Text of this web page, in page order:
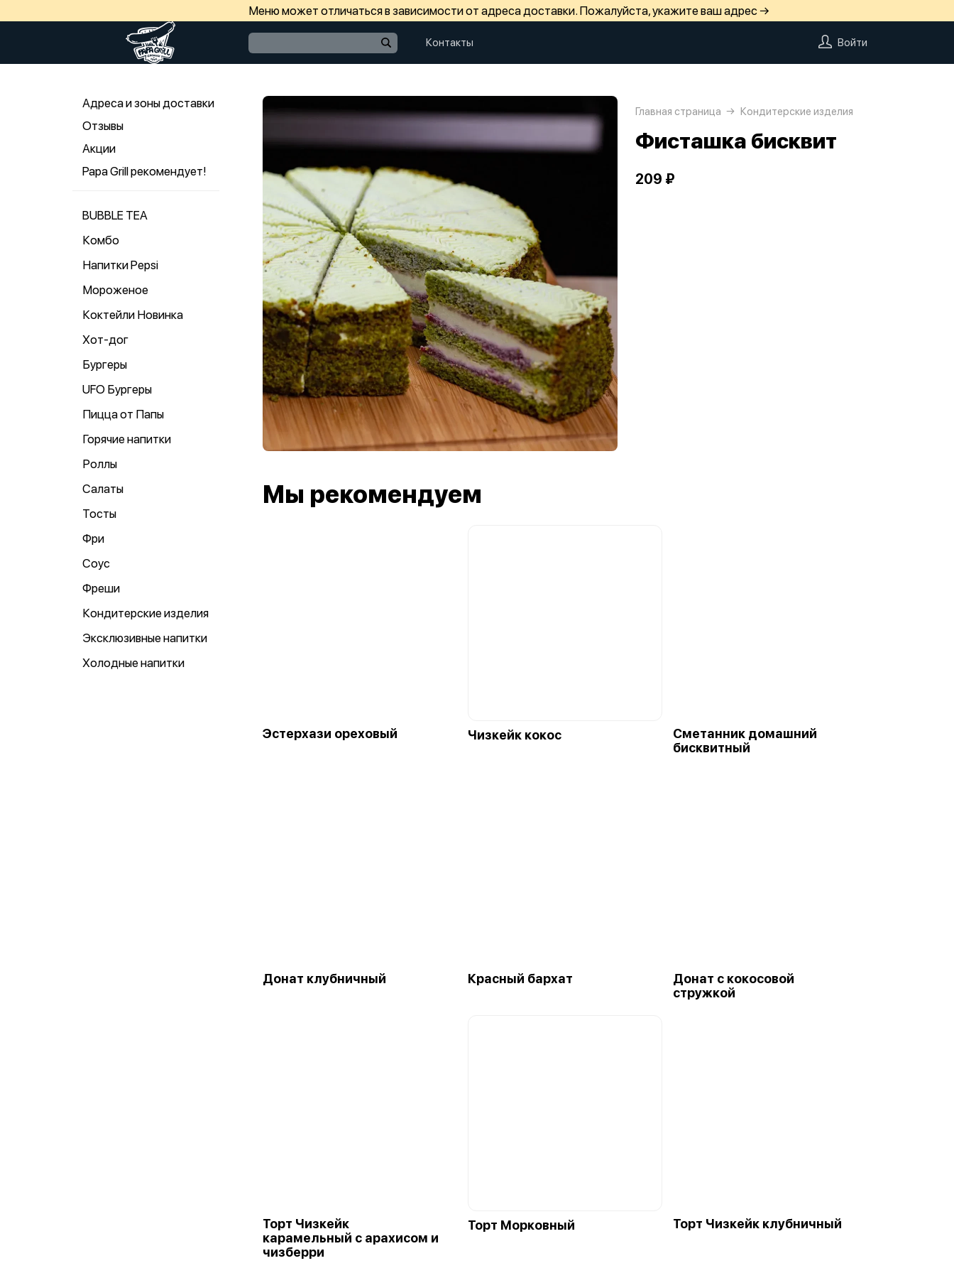
Меню может отличаться в зависимости от адреса доставки. Пожалуйста, укажите ваш адрес →
Контакты Войти
Адреса и зоны доставки
Отзывы
Акции
Papa Grill рекомендует!
BUBBLE TEA
Комбо
Напитки Pepsi
Мороженое
Коктейли Новинка
Хот-дог
Бургеры
UFO Бургеры
Пицца от Папы
Горячие напитки
Роллы
Салаты
Тосты
Фри
Соус
Фреши
Кондитерские изделия
Эксклюзивные напитки
Холодные напитки
Главная страница Кондитерские изделия
Фисташка бисквит
209 ₽
Мы рекомендуем
Эстерхази ореховый Чизкейк кокос
Сметанник домашний
бисквитный
Донат клубничный Красный бархат
Донат с кокосовой
стружкой
Торт Чизкейк
карамельный с арахисом и
чизберри
Торт Морковный Торт Чизкейк клубничный